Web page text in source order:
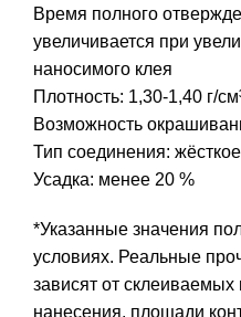
Время полного
увеличивается при
наносимого клея
Плотность: 1,30-1,40 г/
Возможность
Тип соединения:
Усадка: менее 20 %
*Указанные значения
условиях. Реальные
зависят от
нанесения, площади